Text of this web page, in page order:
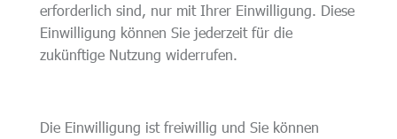
erforderlich sind, nur mit Ihrer Einwilligung. Diese
Einwilligung können Sie jederzeit für die
zukünftige Nutzung widerrufen.
Die Einwilligung ist freiwillig und Sie können